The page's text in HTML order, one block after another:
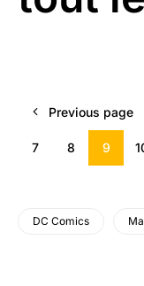
Previous page
7 8 9
DC Comics